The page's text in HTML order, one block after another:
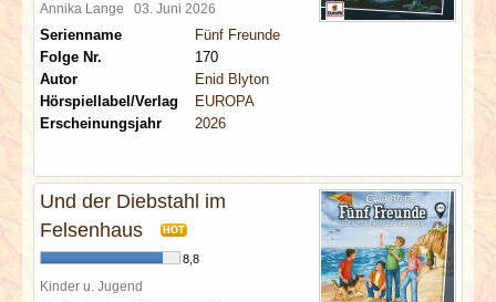
LINKS
ARCHIV
Annika Lange 03. Juni 2026
Serienname
Fünf Freunde
Folge Nr.
170
Autor
Enid Blyton
Hörspiellabel/Verlag
EUROPA
Erscheinungsjahr
2026
Und der Diebstahl im
Felsenhaus
HOT
8,8
Kinder u. Jugend